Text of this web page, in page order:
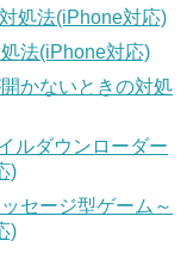
処法(iPhone対応)
法(iPhone対応)
かないときの対処
ルダウンローダー
)
セージ型ゲーム～
)